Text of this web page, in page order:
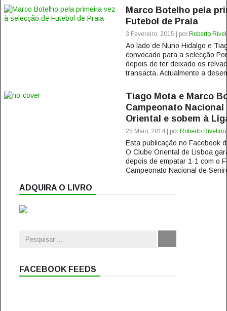
Marco Botelho pela
Futebol de Praia
3 Fevereiro, 2015 | por Roberto
Ao lado de Nuno Hidalgo e
convocado para a selecção
depois de ter deixado os
transacta. Actualmente a
Tiago Mota e Marco
Campeonato Nacional
Oriental e sobem à
25 Maio, 2014 | por Roberto Rivelino
Esta publicação no Facebook
O Clube Oriental de Lisboa
depois de empatar 1-1 com o
Campeonato Nacional de
ADQUIRA O LIVRO
FACEBOOK FEEDS